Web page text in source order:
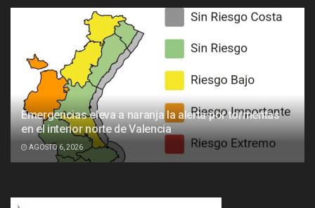
Emergencias eleva a naranja la alerta por tormentas
en el interior norte de Valencia
AGOSTO 6, 2026